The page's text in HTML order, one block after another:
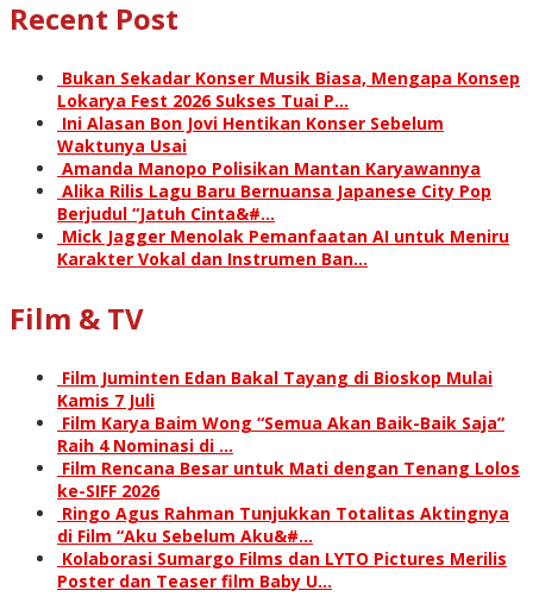
Recent Post
Bukan Sekadar Konser Musik Biasa, Mengapa Konsep
Lokarya Fest 2026 Sukses Tuai P…
Ini Alasan Bon Jovi Hentikan Konser Sebelum
Waktunya Usai
Amanda Manopo Polisikan Mantan Karyawannya
Alika Rilis Lagu Baru Bernuansa Japanese City Pop
Berjudul “Jatuh Cinta&#…
Mick Jagger Menolak Pemanfaatan AI untuk Meniru
Karakter Vokal dan Instrumen Ban…
Film & TV
Film Juminten Edan Bakal Tayang di Bioskop Mulai
Kamis 7 Juli
Film Karya Baim Wong “Semua Akan Baik-Baik Saja”
Raih 4 Nominasi di …
Film Rencana Besar untuk Mati dengan Tenang Lolos
ke-SIFF 2026
Ringo Agus Rahman Tunjukkan Totalitas Aktingnya
di Film “Aku Sebelum Aku&#…
Kolaborasi Sumargo Films dan LYTO Pictures Merilis
Poster dan Teaser film Baby U…